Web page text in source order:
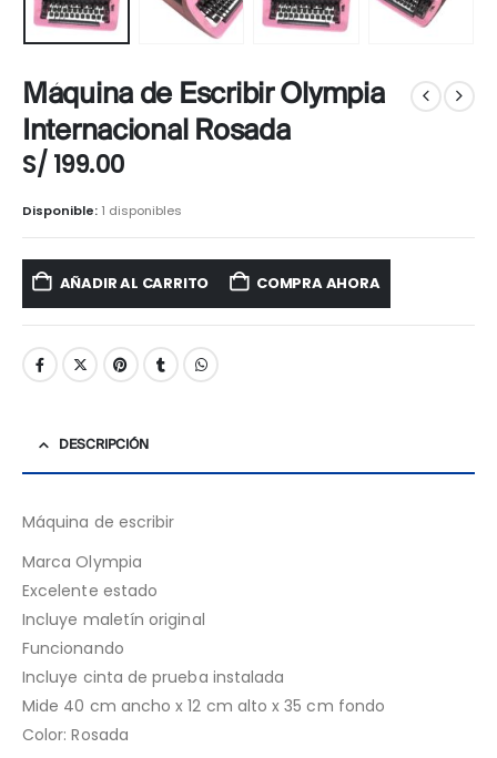
Máquina de Escribir Olympia
Internacional Rosada
S/ 199.00
Disponible: 1 disponibles
AÑADIR AL CARRITO COMPRA AHORA
DESCRIPCIÓN
Máquina de escribir
Marca Olympia
Excelente estado
Incluye maletín original
Funcionando
Incluye cinta de prueba instalada
Mide 40 cm ancho x 12 cm alto x 35 cm fondo
Color: Rosada